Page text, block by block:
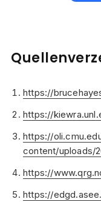
https://
https://
https://
content/uploads/
https://
https://